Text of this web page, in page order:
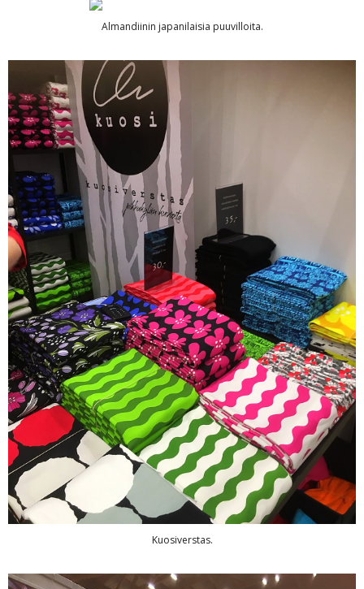
Almandiinin japanilaisia puuvilloita.
Kuosiverstas.